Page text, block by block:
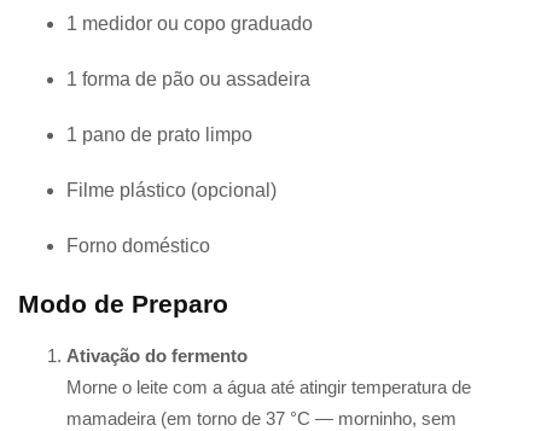
1 medidor ou copo graduado
1 forma de pão ou assadeira
1 pano de prato limpo
Filme plástico (opcional)
Forno doméstico
Modo de Preparo
Ativação do fermento
Morne o leite com a água até atingir temperatura de
mamadeira (em torno de 37 °C — morninho, sem